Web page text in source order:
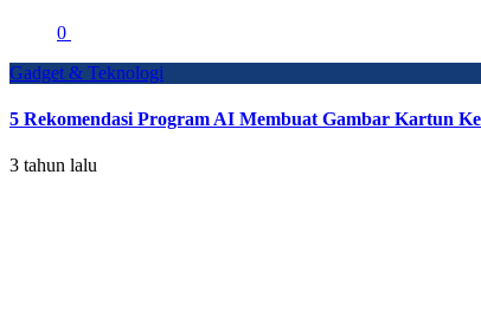
0
Gadget & Teknologi
5 Rekomendasi Program AI Membuat Gambar Kartun
3 tahun lalu